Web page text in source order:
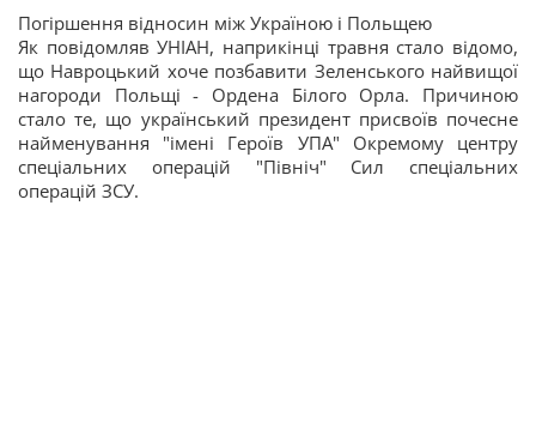
Погіршення відносин між Україною і Польщею
Як повідомляв УНІАН, наприкінці травня стало відомо,
що Навроцький хоче позбавити Зеленського найвищої
нагороди Польщі - Ордена Білого Орла. Причиною
стало те, що український президент присвоїв почесне
найменування "імені Героїв УПА" Окремому центру
спеціальних операцій "Північ" Сил спеціальних
операцій ЗСУ.